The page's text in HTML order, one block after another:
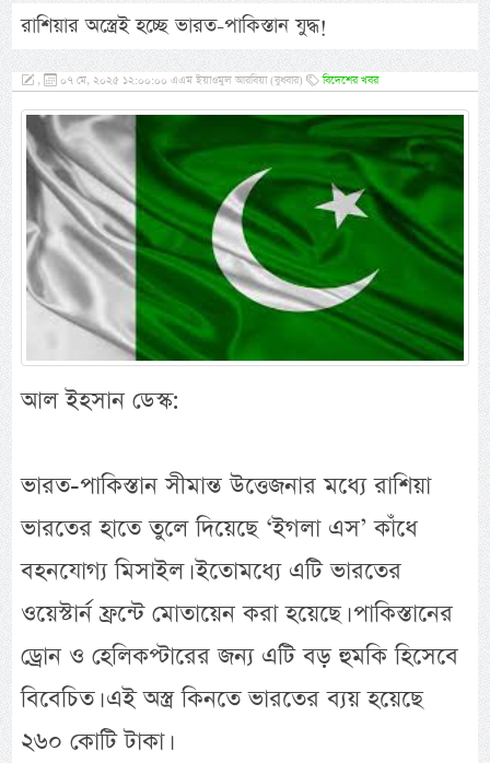
রাশিয়ার অস্ত্রেই হচ্ছে ভারত-পাকিস্তান যুদ্ধ!
, ০৭ মে, ২০২৫ ১২:০০:০০ এএম ইয়াওমুল আরবিয়া (বুধবার) বিদেশের খবর
আল ইহসান ডেস্ক:
ভারত-পাকিস্তান সীমান্ত উত্তেজনার মধ্যে রাশিয়া
ভারতের হাতে তুলে দিয়েছে ‘ইগলা এস’ কাঁধে
বহনযোগ্য মিসাইল। ইতোমধ্যে এটি ভারতের
ওয়েস্টার্ন ফ্রন্টে মোতায়েন করা হয়েছে। পাকিস্তানের
ড্রোন ও হেলিকপ্টারের জন্য এটি বড় হুমকি হিসেবে
বিবেচিত। এই অস্ত্র কিনতে ভারতের ব্যয় হয়েছে
২৬০ কোটি টাকা।